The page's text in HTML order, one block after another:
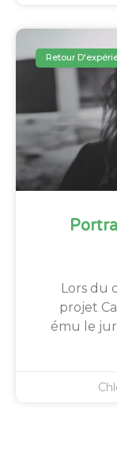
Retour
Lors du
projet
ému le